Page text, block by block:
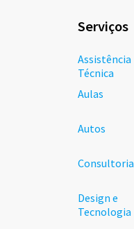
Serviços
Assistência
Técnica
Aulas
Autos
Consultoria
Design e
Tecnologia